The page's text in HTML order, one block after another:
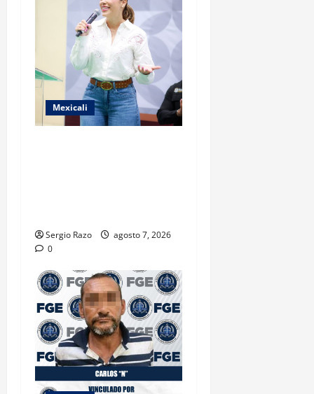
Mexicali
Sergio Razo
agosto 7, 2026
0